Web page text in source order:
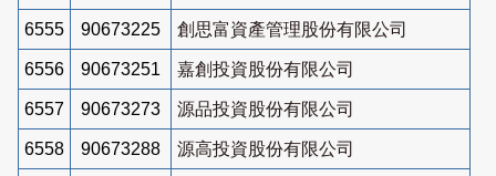
6555 90673225 創思富資產管理股份有限公司
6556 90673251 嘉創投資股份有限公司
6557 90673273 源品投資股份有限公司
6558 90673288 源高投資股份有限公司